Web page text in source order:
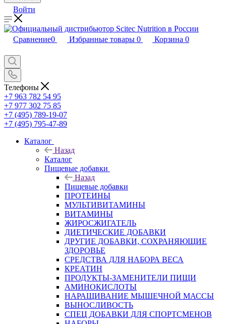
Войти
Сравнение0 Избранные товары 0 Корзина 0
Телефоны
+7 963 782 54 95
+7 977 302 75 85
+7 (495) 789-19-07
+7 (495) 795-47-89
Каталог
Назад
Каталог
Пищевые добавки
Назад
Пищевые добавки
ПРОТЕИНЫ
МУЛЬТИВИТАМИНЫ
ВИТАМИНЫ
ЖИРОСЖИГАТЕЛЬ
ДИЕТИЧЕСКИЕ ДОБАВКИ
ДРУГИЕ ДОБАВКИ, СОХРАНЯЮЩИЕ
ЗДОРОВЬЕ
СРЕДСТВА ДЛЯ НАБОРА ВЕСА
КРЕАТИН
ПРОДУКТЫ-ЗАМЕНИТЕЛИ ПИЩИ
АМИНОКИСЛОТЫ
НАРАЩИВАНИЕ МЫШЕЧНОЙ МАССЫ
ВЫНОСЛИВОСТЬ
СПЕЦ ДОБАВКИ ДЛЯ СПОРТСМЕНОВ